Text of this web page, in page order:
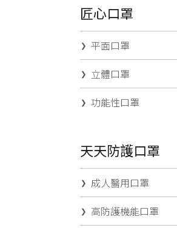
匠心口罩
平面口罩
立體口罩
功能性口罩
天天防護口罩
成人醫用口罩
高防護機能口罩